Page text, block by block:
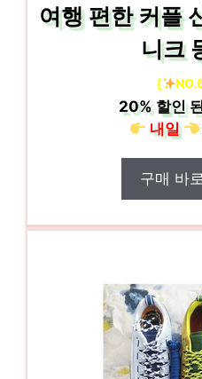
여행 편한 커플
니크
[
20%할인
내일
구매 바